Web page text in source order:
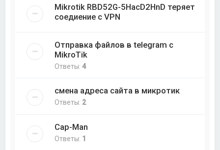
Mikrotik RBD52G-5HacD2HnD теряет
соедиение с VPN
Отправка файлов в telegram с
MikroTik
Ответы:4
смена адреса сайта в микротик
Ответы: 2
Cap-Man
Ответы: 1